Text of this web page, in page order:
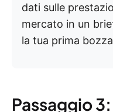
dati sulle
mercato in un
la tua prima
Passaggio